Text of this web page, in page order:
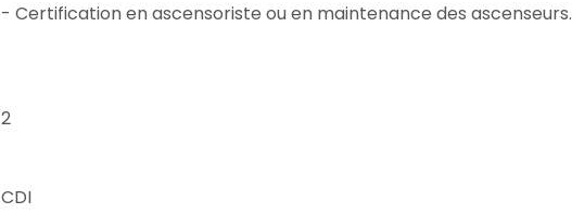
- Certification en ascensoriste ou en maintenance des ascenseurs.
2
CDI